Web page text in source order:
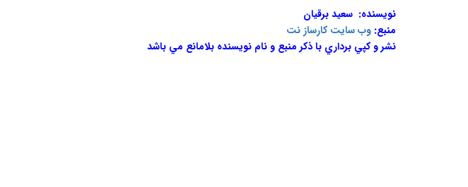
نويسنده: سعيد برقيان
منبع: وب سايت کارساز نت
نشر و کپي برداري با ذکر منبع و نام نويسنده بلامانع مي باشد